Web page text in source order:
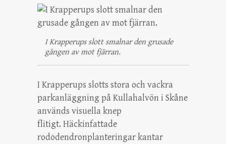
I Krapperups slott smalnar den grusade
gången av mot fjärran.
I Krapperups slotts stora och vackra
parkanläggning på Kullahalvön i Skåne
används visuella knep
flitigt. Häckinfattade
rododendronplanteringar kantar